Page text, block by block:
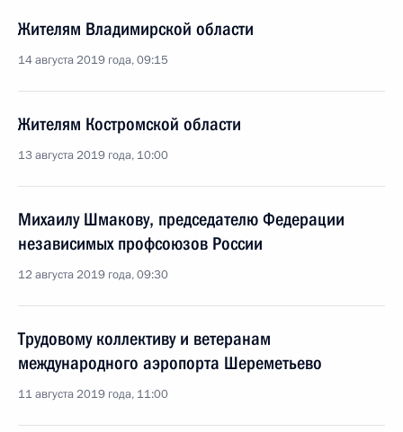
Жителям Владимирской области
14 августа 2019 года, 09:15
Жителям Костромской области
13 августа 2019 года, 10:00
Михаилу Шмакову, председателю Федерации
независимых профсоюзов России
12 августа 2019 года, 09:30
Трудовому коллективу и ветеранам
международного аэропорта Шереметьево
11 августа 2019 года, 11:00